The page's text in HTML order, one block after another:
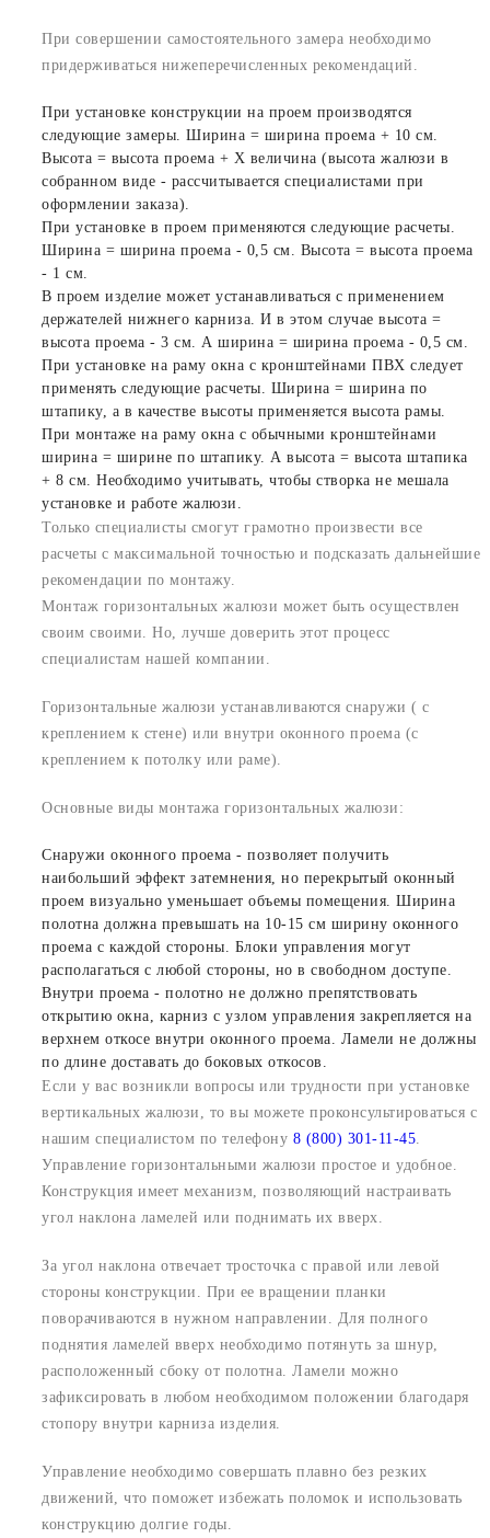
При совершении самостоятельного замера необходимо
придерживаться нижеперечисленных рекомендаций.
При установке конструкции на проем производятся
следующие замеры. Ширина = ширина проема + 10 см.
Высота = высота проема + Х величина (высота жалюзи в
собранном виде - рассчитывается специалистами при
оформлении заказа).
При установке в проем применяются следующие расчеты.
Ширина = ширина проема - 0,5 см. Высота = высота проема
- 1 см.
В проем изделие может устанавливаться с применением
держателей нижнего карниза. И в этом случае высота =
высота проема - 3 см. А ширина = ширина проема - 0,5 см.
При установке на раму окна с кронштейнами ПВХ следует
применять следующие расчеты. Ширина = ширина по
штапику, а в качестве высоты применяется высота рамы.
При монтаже на раму окна с обычными кронштейнами
ширина = ширине по штапику. А высота = высота штапика
+ 8 см. Необходимо учитывать, чтобы створка не мешала
установке и работе жалюзи.
Только специалисты смогут грамотно произвести все
расчеты с максимальной точностью и подсказать дальнейшие
рекомендации по монтажу.
Монтаж горизонтальных жалюзи может быть осуществлен
своим своими. Но, лучше доверить этот процесс
специалистам нашей компании.
Горизонтальные жалюзи устанавливаются снаружи ( с
креплением к стене) или внутри оконного проема (с
креплением к потолку или раме).
Основные виды монтажа горизонтальных жалюзи:
Снаружи оконного проема - позволяет получить
наибольший эффект затемнения, но перекрытый оконный
проем визуально уменьшает объемы помещения. Ширина
полотна должна превышать на 10-15 см ширину оконного
проема с каждой стороны. Блоки управления могут
располагаться с любой стороны, но в свободном доступе.
Внутри проема - полотно не должно препятствовать
открытию окна, карниз с узлом управления закрепляется на
верхнем откосе внутри оконного проема. Ламели не должны
по длине доставать до боковых откосов.
Если у вас возникли вопросы или трудности при установке
вертикальных жалюзи, то вы можете проконсультироваться с
нашим специалистом по телефону 8 (800) 301-11-45
Управление горизонтальными жалюзи простое и удобное.
Конструкция имеет механизм, позволяющий настраивать
угол наклона ламелей или поднимать их вверх.
За угол наклона отвечает тросточка с правой или левой
стороны конструкции. При ее вращении планки
поворачиваются в нужном направлении. Для полного
поднятия ламелей вверх необходимо потянуть за шнур,
расположенный сбоку от полотна. Ламели можно
зафиксировать в любом необходимом положении благодаря
стопору внутри карниза изделия.
Управление необходимо совершать плавно без резких
движений, что поможет избежать поломок и использовать
конструкцию долгие годы.